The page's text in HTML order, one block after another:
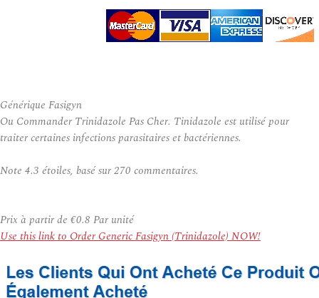
Générique Fasigyn
Ou Commander Trinidazole Pas Cher. Tinidazole est utilisé pour
traiter certaines infections parasitaires et bactériennes.
Note 4.3 étoiles, basé sur270 commentaires.
Prix à partir de €0.8 Par unité
Use this link to Order Generic Fasigyn (Trinidazole) NOW!